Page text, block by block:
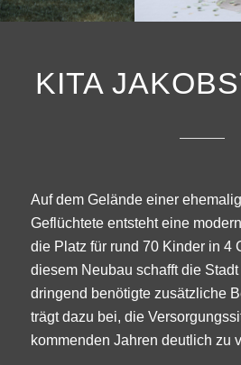
KITA
Auf dem Gelände einer
Geflüchtete entsteht eine
die Platz für rund 70 Kinder in 4
diesem Neubau schafft die
dringend benötigte zusätzliche
trägt dazu bei, die
kommenden Jahren deutlich zu